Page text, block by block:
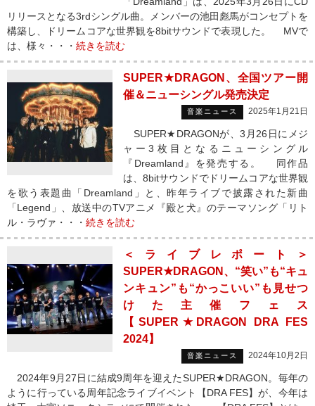
リリースとなる3rdシングル曲。メンバーの池田彪馬がコンセプトを
構築し、ドリームコアな世界観を8bitサウンドで表現した。 MVで
は、様々・・・ 続きを読む
SUPER★DRAGON、全国ツアー開
催＆ニューシングル発売決定
音楽ニュース 2025年1月21日
SUPER★DRAGONが、3月26日にメジ
ャー3枚目となるニューシングル
『Dreamland』を発売する。 同作品
は、8bitサウンドでドリームコアな世界観
を歌う表題曲「Dreamland」と、昨年ライブで披露された新曲
「Legend」、放送中のTVアニメ『殿と犬』のテーマソング「リト
ル・ラヴァ・・・ 続きを読む
＜ライブレポート＞
SUPER★DRAGON、“笑い”も“キュ
ンキュン”も“かっこいい”も見せつ
けた主催フェス
【SUPER★DRAGON DRA FES
2024】
音楽ニュース 2024年10月2日
2024年9月27日に結成9周年を迎えたSUPER★DRAGON。毎年の
ように行っている周年記念ライブイベント【DRA FES】が、今年は